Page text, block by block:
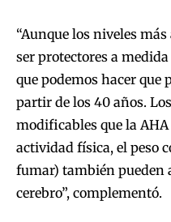
“Aunque los niveles
ser protectores a
que podemos hacer que
partir de los 40 años.
modificables que la
actividad física, el peso
fumar) también pueden
cerebro”, complementó.